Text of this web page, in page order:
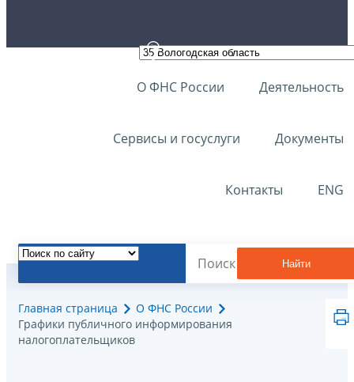
О ФНС России Деятельность
Сервисы и госуслуги Документы
Контакты ENG
Найти
Главная страница
О ФНС России
Графики публичного информирования
налогоплательщиков